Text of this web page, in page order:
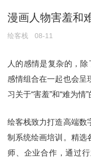
漫画人物害羞和
绘客栈 08-11
人的感情是复杂的，
感情组合在一起也会呈
习关于“害羞”和“难为情”
绘客栈致力打造高端数
制系统绘画培训。精选
师、企业合作，通过